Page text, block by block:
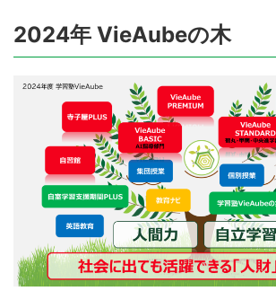
2024年 VieAubeの木